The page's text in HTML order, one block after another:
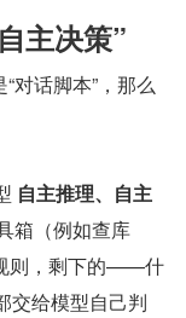
主决策”
自主推理、自主
箱（例如查库
则，剩下的——什
给模型自己判